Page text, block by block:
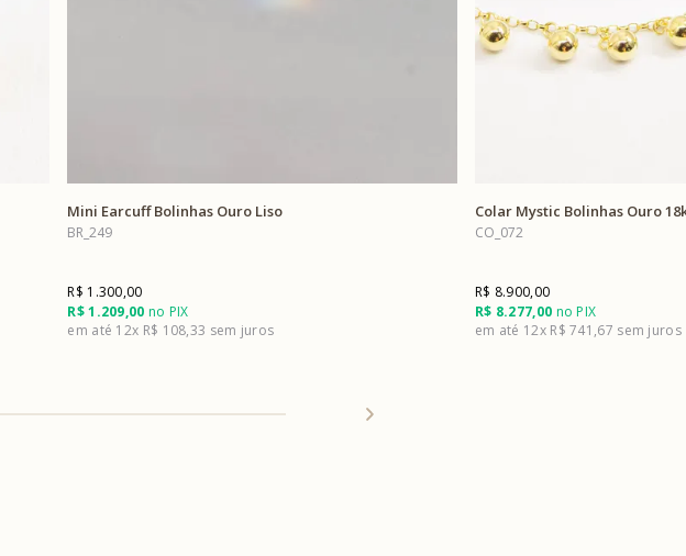
Mini Earcuff Bolinhas Ouro Liso
BR_249
R$ 1.209,00 no PIX
R$ 1.300,00
12x R$ 108,33
Colar Mystic Bolinhas Ouro
CO_072
R$ 8.277,00 no PIX
R$ 8.900,00
12x R$ 741,67